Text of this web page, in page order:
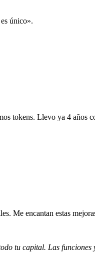
único».
tokens. Llevo ya 4 años
Me encantan estas
tu capital. Las